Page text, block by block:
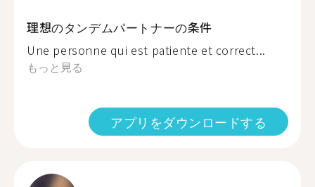
理想のタンデムパートナーの条件
Une personne qui est patiente et correct...
もっと見る
アプリをダウンロードする